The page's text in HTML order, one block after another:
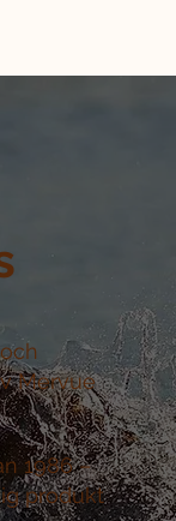
Mervue
1986 –
produkt